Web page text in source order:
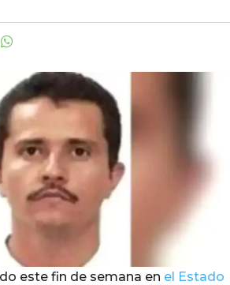
este fin de semana en el Estado